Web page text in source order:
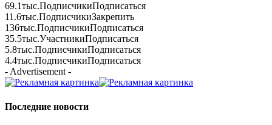
69.1тыс.ПодписчикиПодписаться
11.6тыс.ПодписчикиЗакрепить
136тыс.ПодписчикиПодписаться
35.5тыс.УчастникиПодписаться
5.8тыс.ПодписчикиПодписаться
4.4тыс.ПодписчикиПодписаться
- Advertisement -
Последние новости